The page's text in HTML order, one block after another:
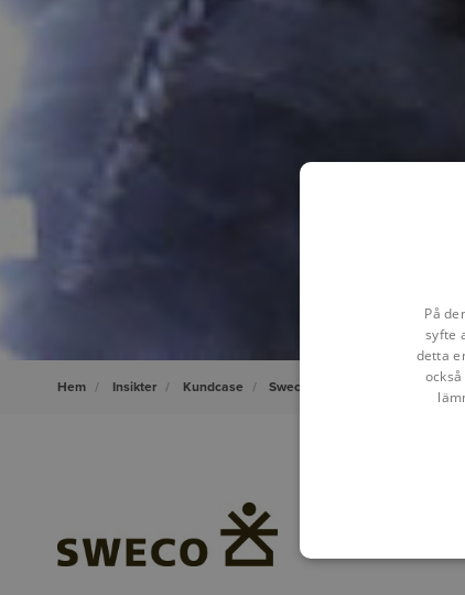
Hem Insikter Kundcase Sweco
På
syfte
detta